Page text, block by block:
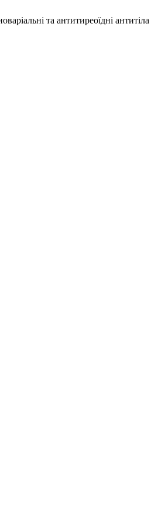
та антитиреоїдні антитіла